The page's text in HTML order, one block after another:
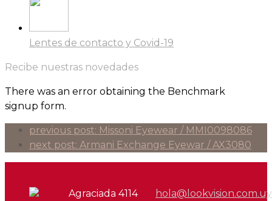
Lentes de contacto y Covid-19
Recibe nuestras novedades
There was an error obtaining the Benchmark
signup form.
previous post: Missoni Eyewear / MMI0098086
next post: Armani Exchange Eyewar / AX3080
Agraciada 4114
hola@lookvision.com.uy